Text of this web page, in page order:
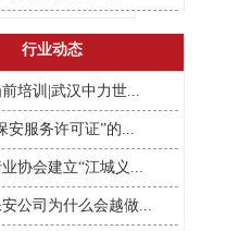
行业动态
培训|武汉中力世...
安服务许可证”的...
协会建立“江城义...
公司为什么会越做...